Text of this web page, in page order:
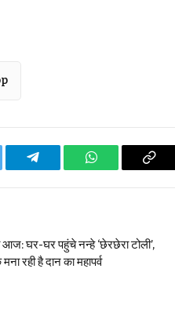
Telegram WhatsApp
आज: घर-घर पहुंचे नन्हे ‘छेरछेरा टोली’,
रही है दान का महापर्व